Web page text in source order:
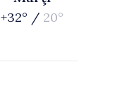
+32° / 20°